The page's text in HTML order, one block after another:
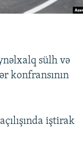
sülh və
konfransının
iştirak